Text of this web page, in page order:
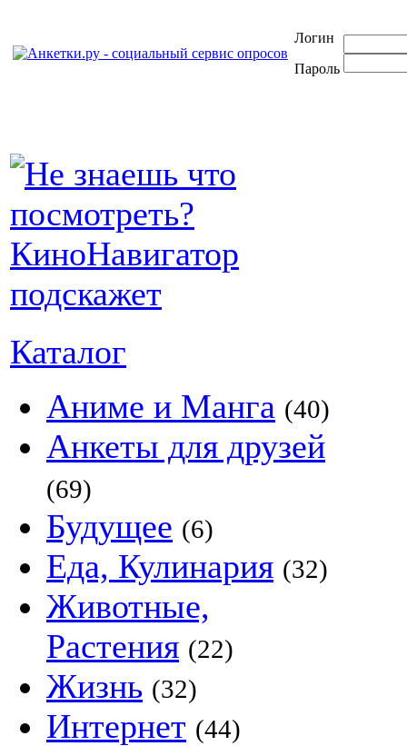
Логин
Пароль
Каталог
Аниме и Манга (40)
Анкеты для друзей
(69)
Будущее (6)
Еда, Кулинария (32)
Животные,
Растения (22)
Жизнь (32)
Интернет (44)